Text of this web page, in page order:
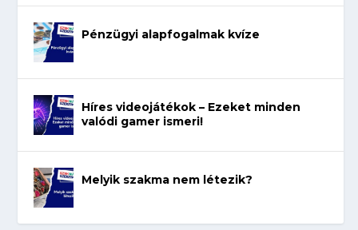
Pénzügyi alapfogalmak kvíze
Híres videojátékok – Ezeket minden
valódi gamer ismeri!
Melyik szakma nem létezik?